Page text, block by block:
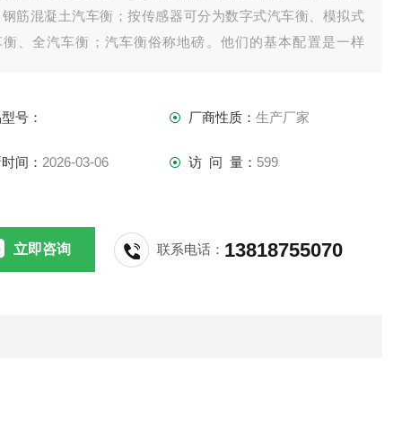
筋混凝土汽车衡；按传感器可分为数字式汽车衡、模拟式
衡、全汽车衡；汽车衡俗称地磅。他们的基本配置是一样
号：
厂商性质： 生产厂家
间： 2026-03-06 访 问 量： 599
立即咨询 联系电话： 13818755070